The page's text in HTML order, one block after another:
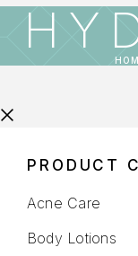
PRODUCT
Acne Care
Body Lotions